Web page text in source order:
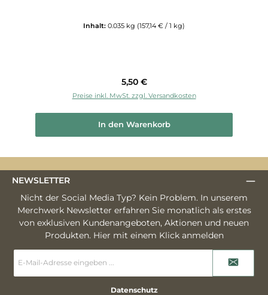
Inhalt: 0.035 kg (157,14 € / 1 kg)
Regulärer Preis:
5,50 €
Preise inkl. MwSt. zzgl. Versandkosten
In den Warenkorb
NEWSLETTER
Nicht der Social Media Typ? Kein Problem. In unserem
Merchwerk Newsletter erfahren Sie monatlich als erstes
von exklusiven Kundenangeboten, Aktionen und neuen
Produkten. Hier mit einem Klick anmelden
Mail-
*
Datenschutz